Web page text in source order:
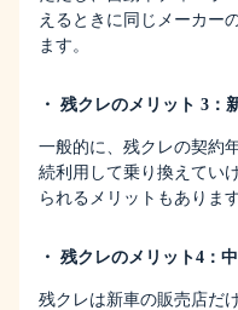
えるときに同じメーカー
ます。
・ 残クレのメリット 3：
一般的に、残クレの契約
続利用して乗り換えてい
られるメリットもあります
・ 残クレのメリット4：
残クレは新車の販売店だ